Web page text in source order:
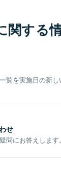
関する
覧を実施日の新
せ
問にお答えします。